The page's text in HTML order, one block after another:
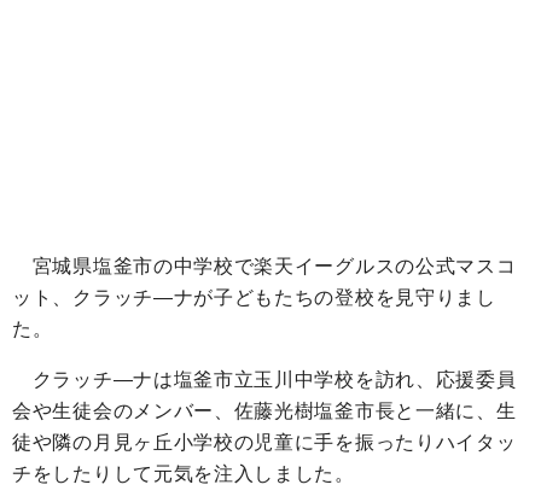
宮城県塩釜市の中学校で楽天イーグルスの公式マスコ
ット、クラッチ―ナが子どもたちの登校を見守りまし
た。
クラッチ―ナは塩釜市立玉川中学校を訪れ、応援委員
会や生徒会のメンバー、佐藤光樹塩釜市長と一緒に、生
徒や隣の月見ヶ丘小学校の児童に手を振ったりハイタッ
チをしたりして元気を注入しました。